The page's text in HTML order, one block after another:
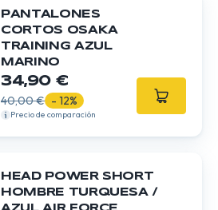
PANTALONES
CORTOS OSAKA
TRAINING AZUL
MARINO
34,90 €
40,00 € - 12%
Precio de comparación
HEAD POWER SHORT
HOMBRE TURQUESA /